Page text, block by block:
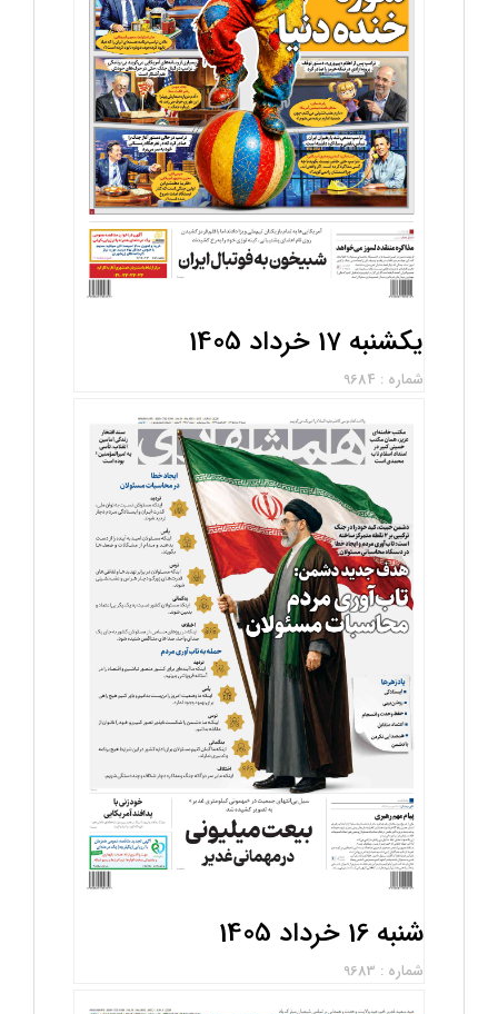
یکشنبه 17 خرداد 1405
شماره : 9684
شنبه 16 خرداد 1405
شماره : 9683